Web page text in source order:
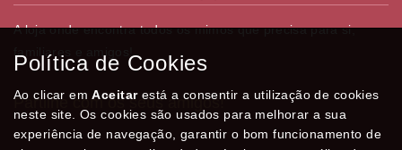
A loja onde encontra todos os mimos que precisa para si,
familiares e amigos!
Partilhe com os seus amigos!
Política de Cookies
Ao clicar emAceitarestá a consentir a utilização de cookies
neste site. Os cookies são usados para melhorar a sua
experiência de navegação, garantir o bom funcionamento de